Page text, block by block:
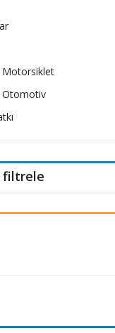
Motorsiklet
Otomotiv
filtrele